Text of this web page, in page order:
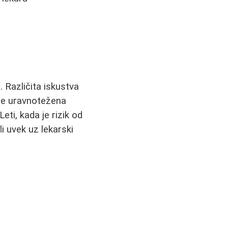
Različita iskustva
uravnotežena
kada je rizik od
uvek uz lekarski